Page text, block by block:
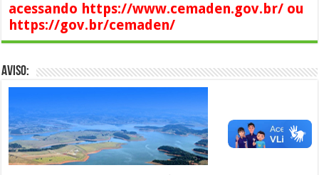
acessando https://www.cemaden.gov.br/ ou
https://gov.br/cemaden/
AVISO: